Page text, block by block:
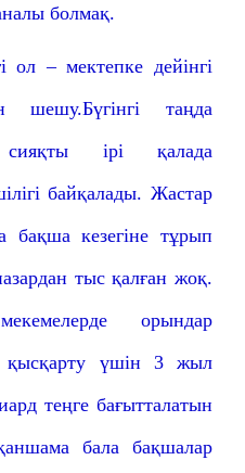
болмақ.
– мектепке дейінгі
шешу.Бүгінгі таңда
ірі қалада
байқалады. Жастар
бақша кезегіне тұрып
тыс қалған жоқ.
орындар
қысқарту үшін 3 жыл
теңге бағытталатын
бала бақшалар